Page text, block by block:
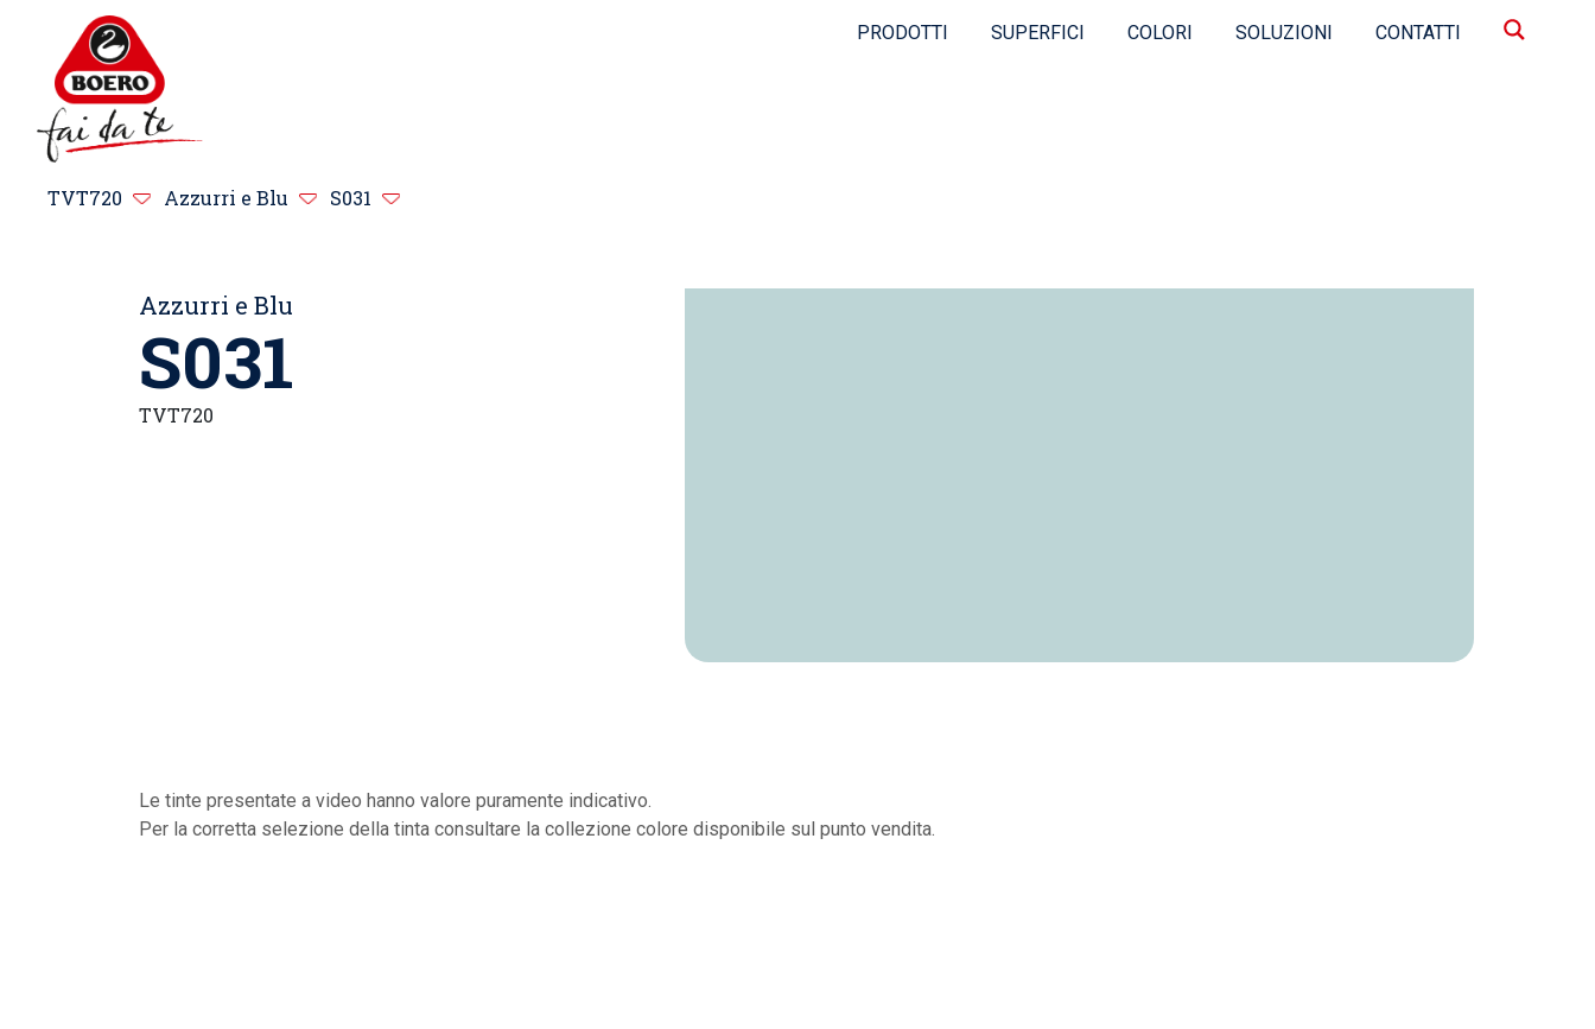
PRODOTTI SUPERFICI COLORI SOLUZIONI CONTATTI
TVT720 Azzurri e Blu S031
Azzurri e Blu
S031
TVT720
Le tinte presentate a video hanno valore puramente indicativo.
Per la corretta selezione della tinta consultare la collezione colore disponibile sul punto vendita.